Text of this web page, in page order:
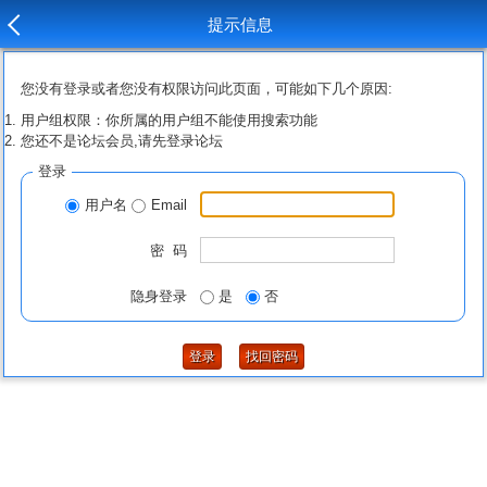
提示信息
您没有登录或者您没有权限访问此页面，可能如下几个原因:
用户组权限：你所属的用户组不能使用搜索功能
您还不是论坛会员,请先登录论坛
登录
用户名 Email
密 码
隐身登录 是 否